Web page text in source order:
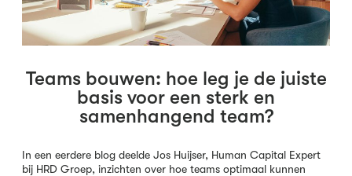
Teams bouwen: hoe leg je de juiste
basis voor een sterk en
samenhangend team?
In een eerdere blog deelde Jos Huijser, Human Capital Expert
bij HRD Groep, inzichten over hoe teams optimaal kunnen